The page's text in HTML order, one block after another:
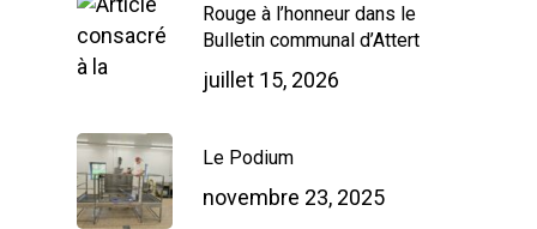
Rouge à l’honneur dans le
Bulletin communal d’Attert
juillet 15, 2026
Le Podium
novembre 23, 2025